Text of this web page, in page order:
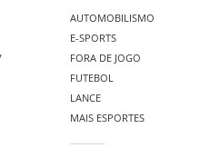
AUTOMOBILISMO
E-SPORTS
FORA DE JOGO
FUTEBOL
LANCE
MAIS ESPORTES